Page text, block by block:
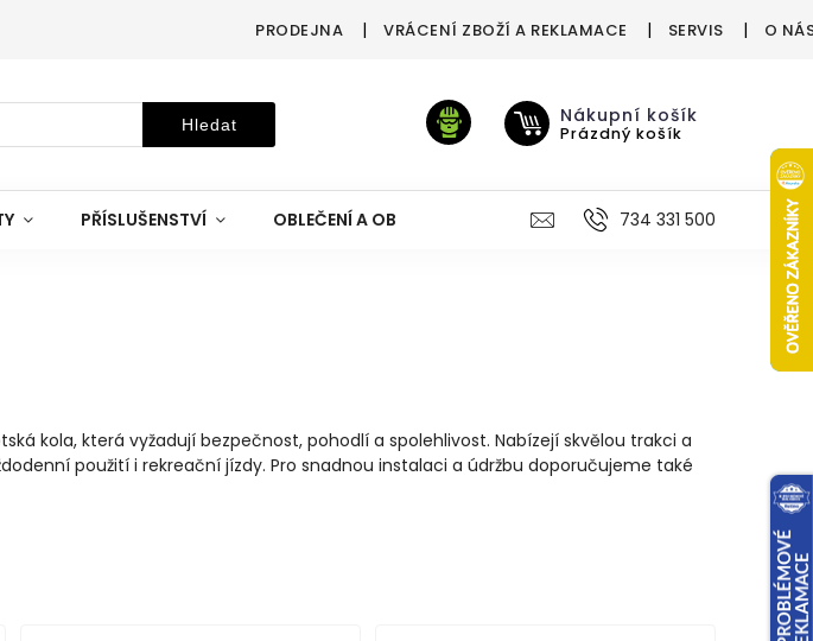
PRODEJNA VRÁCENÍ ZBOŽÍ A REKLAMACE SERVIS O
Hledat Nákupní košík
Prázdný košík
PŘÍSLUŠENSTVÍ OBLEČENÍ A OBUV VÝŽIVA VÝPRODEJ %
734 331 500
kola, která vyžadují bezpečnost, pohodlí a spolehlivost. Nabízejí skvělou trakci a
použití i rekreační jízdy. Pro snadnou instalaci a údržbu doporučujeme také